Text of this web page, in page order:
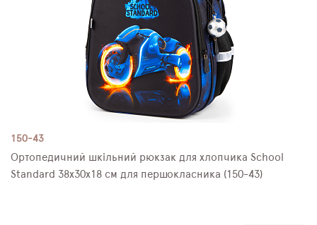
150-43
Ортопедичний шкільний рюкзак для хлопчика School
Standard 38х30х18 см для першокласника (150-43)